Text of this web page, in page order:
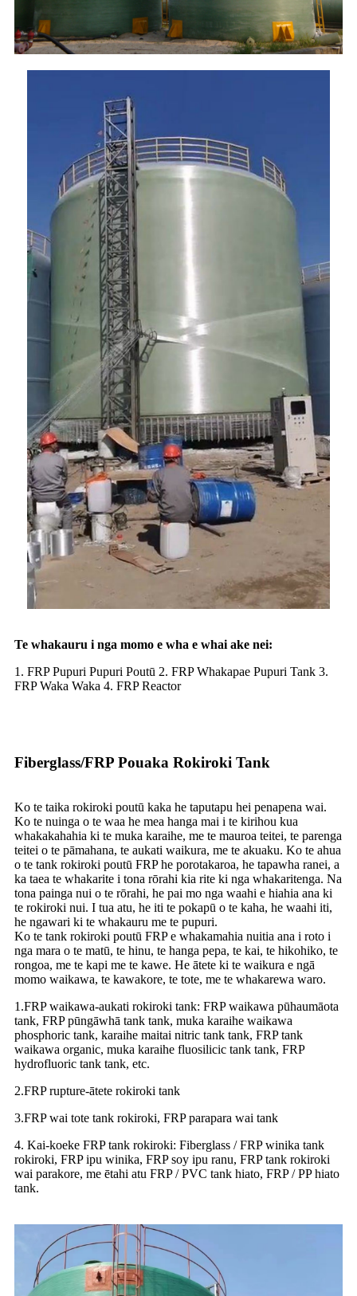
Te whakauru i nga momo e wha e whai ake nei:
1. FRP Pupuri Pupuri Poutū 2. FRP Whakapae Pupuri Tank 3.
FRP Waka Waka 4. FRP Reactor
Fiberglass/FRP Pouaka Rokiroki Tank
Ko te taika rokiroki poutū kaka he taputapu hei penapena wai.
Ko te nuinga o te waa he mea hanga mai i te kirihou kua
whakakahahia ki te muka karaihe, me te mauroa teitei, te parenga
teitei o te pāmahana, te aukati waikura, me te akuaku. Ko te ahua
o te tank rokiroki poutū FRP he porotakaroa, he tapawha ranei, a
ka taea te whakarite i tona rōrahi kia rite ki nga whakaritenga. Na
tona painga nui o te rōrahi, he pai mo nga waahi e hiahia ana ki
te rokiroki nui. I tua atu, he iti te pokapū o te kaha, he waahi iti,
he ngawari ki te whakauru me te pupuri.
Ko te tank rokiroki poutū FRP e whakamahia nuitia ana i roto i
nga mara o te matū, te hinu, te hanga pepa, te kai, te hikohiko, te
rongoa, me te kapi me te kawe. He ātete ki te waikura e ngā
momo waikawa, te kawakore, te tote, me te whakarewa waro.
1.FRP waikawa-aukati rokiroki tank: FRP waikawa pūhaumāota
tank, FRP pūngāwhā tank tank, muka karaihe waikawa
phosphoric tank, karaihe maitai nitric tank tank, FRP tank
waikawa organic, muka karaihe fluosilicic tank tank, FRP
hydrofluoric tank tank, etc.
2.FRP rupture-ātete rokiroki tank
3.FRP wai tote tank rokiroki, FRP parapara wai tank
4. Kai-koeke FRP tank rokiroki: Fiberglass / FRP winika tank
rokiroki, FRP ipu winika, FRP soy ipu ranu, FRP tank rokiroki
wai parakore, me ētahi atu FRP / PVC tank hiato, FRP / PP hiato
tank.